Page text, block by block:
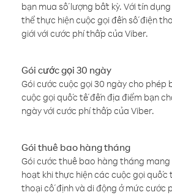
bạn mua số lượng bất kỳ. Với tín
thể thực hiện cuộc gọi đến số điện
giới với cước phí thấp của Viber.
Gói cước gọi 30 ngày
Gói cước cuộc gọi 30 ngày cho phép
cuộc gọi quốc tế đến địa điểm bạn
ngày với cước phí thấp của Viber.
Gói thuê bao hàng tháng
Gói cước thuê bao hàng tháng mang
hoạt khi thực hiện các cuộc gọi quốc
thoại cố định và di động ở mức cước